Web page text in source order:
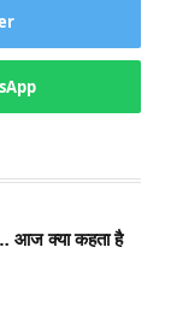
आज क्या कहता है